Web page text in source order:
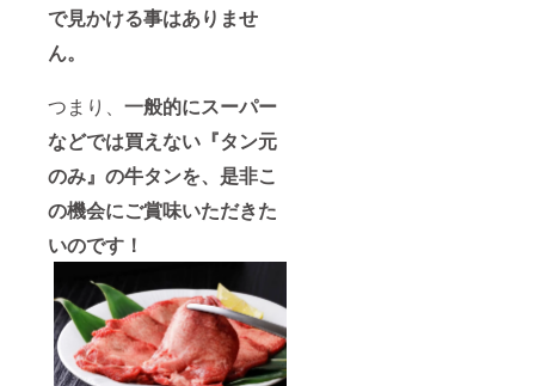
で見かける事はありませ
ん。
つまり、 一般的にスーパー
などでは買えない『タン元
のみ』の牛タンを、是非こ
の機会にご賞味いただきた
いのです！